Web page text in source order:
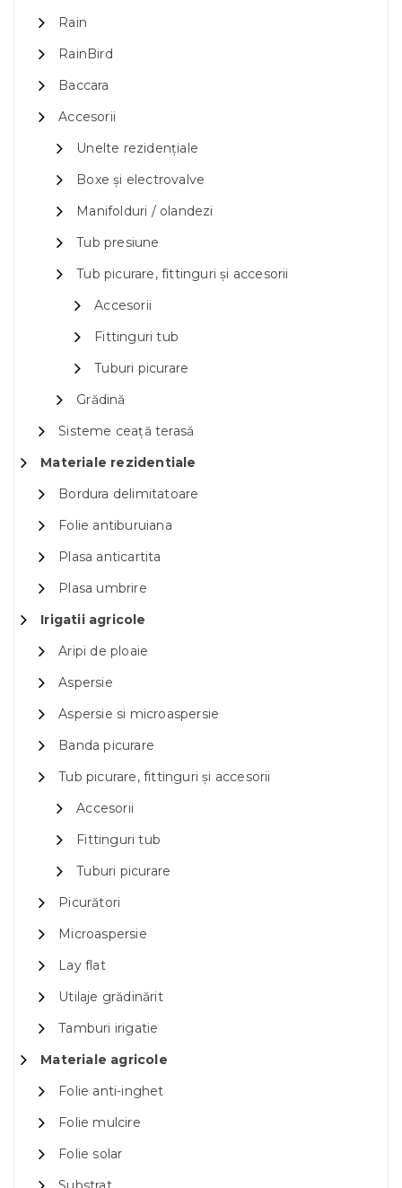
Rain
RainBird
Baccara
Accesorii
Unelte rezidențiale
Boxe și electrovalve
Manifolduri / olandezi
Tub presiune
Tub picurare, fittinguri și accesorii
Accesorii
Fittinguri tub
Tuburi picurare
Grădină
Sisteme ceață terasă
Materiale rezidentiale
Bordura delimitatoare
Folie antiburuiana
Plasa anticartita
Plasa umbrire
Irigatii agricole
Aripi de ploaie
Aspersie
Aspersie si microaspersie
Banda picurare
Tub picurare, fittinguri și accesorii
Accesorii
Fittinguri tub
Tuburi picurare
Picurători
Microaspersie
Lay flat
Utilaje grădinărit
Tamburi irigatie
Materiale agricole
Folie anti-inghet
Folie mulcire
Folie solar